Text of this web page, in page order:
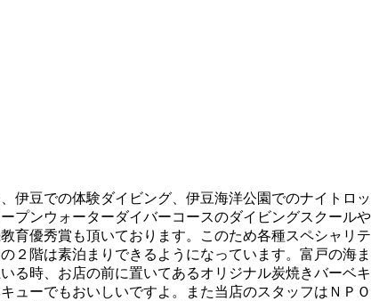
伊豆での体験ダイビング、伊豆海洋公園でのナイトロッ
プンウォーターダイバーコースのダイビングスクールや
育優秀賞も頂いております。このため各種スペシャリテ
２階は素泊まりできるようになっています。富戸の海ま
る時、お店の前に置いてあるオリジナル炭焼きバーベキ
ューでもおいしいですよ。また当店のスタッフはＮＰＯ